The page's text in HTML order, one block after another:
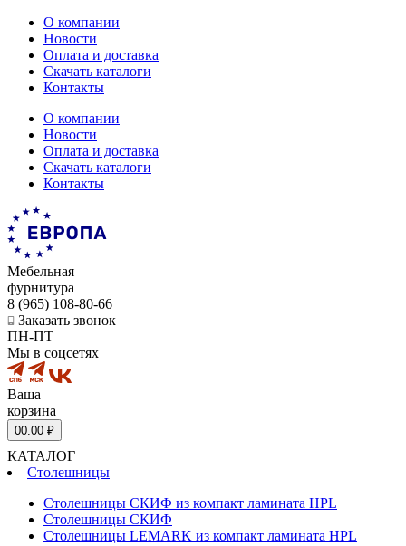
О компании
Новости
Оплата и доставка
Скачать каталоги
Контакты
О компании
Новости
Оплата и доставка
Скачать каталоги
Контакты
Мебельная
фурнитура
8 (965) 108-80-66
Заказать звонок
ПН-ПТ
Мы в соцсетях
Ваша
корзина
00.00 ₽
КАТАЛОГ
Столешницы
Столешницы СКИФ из компакт ламината HPL
Столешницы СКИФ
Столешницы LEMARK из компакт ламината HPL